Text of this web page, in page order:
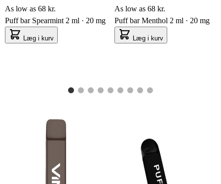
As low as 68 kr.
Puff bar Spearmint 2 ml · 20 mg
Læg i kurv
As low as 68 kr.
Puff bar Menthol 2 ml · 20 mg
Læg i kurv